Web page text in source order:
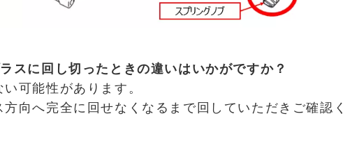
スに回し切ったときの違いはいかがですか？
可能性があります。
向へ完全に回せなくなるまで回していただきご確認